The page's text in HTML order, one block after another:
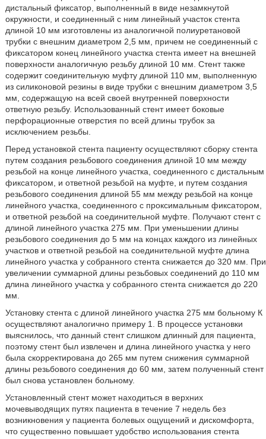
дистальный фиксатор, выполненный в виде незамкнутой
окружности, и соединенный с ним линейный участок стента
длиной 10 мм изготовлены из аналогичной полиуретановой
трубки с внешним диаметром 2,5 мм, причем не соединенный с
фиксатором конец линейного участка стента имеет на внешней
поверхности аналогичную резьбу длиной 10 мм. Стент также
содержит соединительную муфту длиной 110 мм, выполненную
из силиконовой резины в виде трубки с внешним диаметром 3,5
мм, содержащую на всей своей внутренней поверхности
ответную резьбу. Использованный стент имеет боковые
перфорационные отверстия по всей длины трубок за
исключением резьбы.
Перед установкой стента пациенту осуществляют сборку стента
путем создания резьбового соединения длиной 10 мм между
резьбой на конце линейного участка, соединенного с дистальным
фиксатором, и ответной резьбой на муфте, и путем создания
резьбового соединения длиной 55 мм между резьбой на конце
линейного участка, соединенного с проксимальным фиксатором,
и ответной резьбой на соединительной муфте. Получают стент с
длиной линейного участка 275 мм. При уменьшении длины
резьбового соединения до 5 мм на концах каждого из линейных
участков и ответной резьбой на соединительной муфте длина
линейного участка у собранного стента снижается до 320 мм. При
увеличении суммарной длины резьбовых соединений до 110 мм
длина линейного участка у собранного стента снижается до 220
мм.
Установку стента с длиной линейного участка 275 мм больному К
осуществляют аналогично примеру 1. В процессе установки
выяснилось, что данный стент слишком длинный для пациента,
поэтому стент был извлечен и длина линейного участка у него
была скорректирована до 265 мм путем снижения суммарной
длины резьбового соединения до 60 мм, затем полученный стент
был снова установлен больному.
Установленный стент может находиться в верхних
мочевыводящих путях пациента в течение 7 недель без
возникновения у пациента болевых ощущений и дискомфорта,
что существенно повышает удобство использования стента